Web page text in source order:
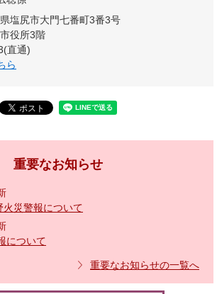
塩尻市大門七番町3番3号
役所3階
直通)
ら
重要なお知らせ
災警報について
について
重要なお知らせの一覧へ